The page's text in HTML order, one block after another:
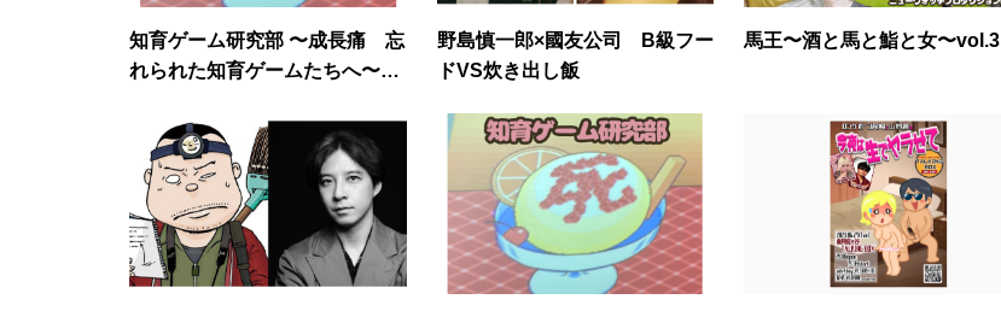
知育ゲーム研究部 〜成長痛 忘
れられた知育ゲームたちへ〜5
野島慎一郎×國友公司 B級フー
ドVS炊き出し飯
馬王〜酒と馬と鮨と女〜vol.3